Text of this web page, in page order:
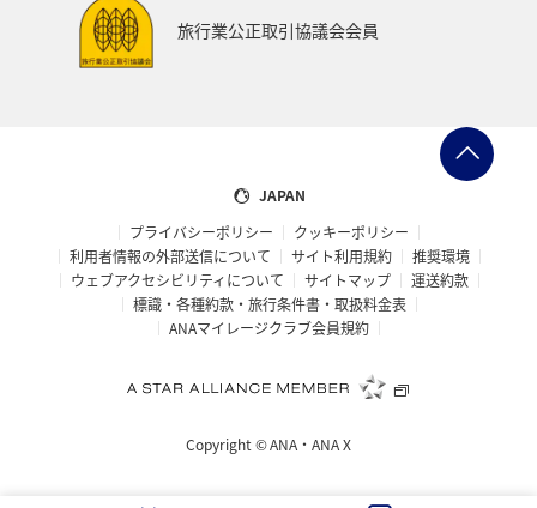
世界遺産
愛媛県 福島県
フランス
ワーケーション
メジナ 青森県 大阪府
オーストラリア ドイツ ANAショッピング A-style
ANAのふるさと納税 クロダイ ベトナム
イギリス 京都府 東アジア
旅行業公正取引協議会会員
JAPAN
プライバシーポリシー
クッキーポリシー
利用者情報の外部送信について
サイト利用規約
推奨環境
ウェブアクセシビリティについて
サイトマップ
運送約款
標識・各種約款・旅行条件書・取扱料金表
ANAマイレージクラブ会員規約
Copyright ©ANA・ANA X